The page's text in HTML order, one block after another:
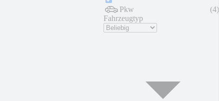
Pkw (4)
Fahrzeugtyp